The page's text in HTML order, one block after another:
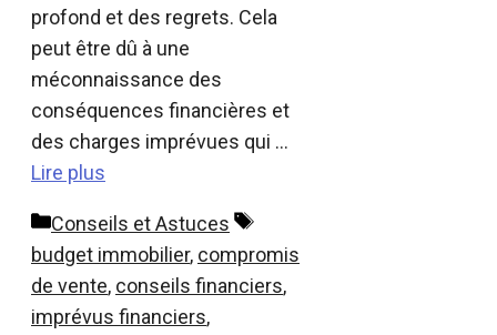
profond et des regrets. Cela
peut être dû à une
méconnaissance des
conséquences financières et
des charges imprévues qui …
Lire plus
Catégories
Conseils et Astuces
Étiquettes
budget immobilier, compromis
de vente, conseils financiers,
imprévus financiers,